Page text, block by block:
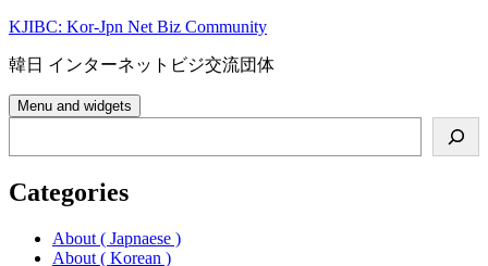
Skip
content
KJIBC: Kor-Jpn Net Biz Community
韓日 インターネットビジ交流団体
Menu and widgets
Categories
About ( Japnaese )
About ( Korean )